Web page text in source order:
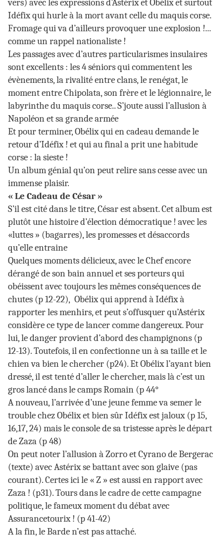
vers) avec les expressions d’Astérix et Obélix et surtout
Idéfix qui hurle à la mort avant celle du maquis corse.
Fromage qui va d’ailleurs provoquer une explosion !...
comme un rappel nationaliste !
Les passages avec d’autres particularismes insulaires
sont excellents : les 4 séniors qui commentent les
évènements, la rivalité entre clans, le renégat, le
moment entre Chipolata, son frère et le légionnaire, le
labyrinthe du maquis corse.. S’joute aussi l’allusion à
Napoléon et sa grande armée
Et pour terminer, Obélix qui en cadeau demande le
retour d’Idéfix ! et qui au final a prit une habitude
corse : la sieste !
Un album génial qu’on peut relire sans cesse avec un
immense plaisir.
« Le Cadeau de César »
S’il est cité dans le titre, César est absent. Cet album est
plutôt une histoire d’élection démocratique ! avec les
«luttes » (bagarres), les promesses et désaccords
qu’elle entraine
Quelques moments délicieux, avec le Chef encore
dérangé de son bain annuel et ses porteurs qui
obéissent avec toujours les mêmes conséquences de
chutes (p 12-22), Obélix qui apprend à Idéfix à
rapporter les menhirs, et peut s’offusquer qu’Astérix
considère ce type de lancer comme dangereux. Pour
lui, le danger provient d’abord des champignons (p
12-13). Toutefois, il en confectionne un à sa taille et le
chien va bien le chercher (p24). Et Obélix l’ayant bien
dressé, il est tenté d’aller le chercher, mais là c’est un
gros lancé dans le camps Romain (p 44°
A nouveau, l’arrivée d’une jeune femme va semer le
trouble chez Obélix et bien sûr Idéfix est jaloux (p 15,
16,17, 24) mais le console de sa tristesse après le départ
de Zaza (p 48)
On peut noter l’allusion à Zorro et Cyrano de Bergerac
(texte) avec Astérix se battant avec son glaive (pas
courant). Certes ici le « Z » est aussi en rapport avec
Zaza ! (p31). Tours dans le cadre de cette campagne
politique, le fameux moment du débat avec
Assurancetourix ! (p 41-42)
A la fin, le Barde n’est pas attaché.